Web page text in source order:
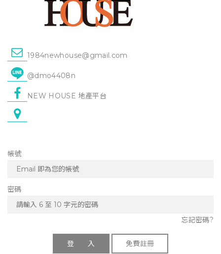
1984newhouse@gmail.com
@dmo4408n
NEW HOUSE 地產平台
帳號
密碼
忘記密碼?
登 入 免費註冊